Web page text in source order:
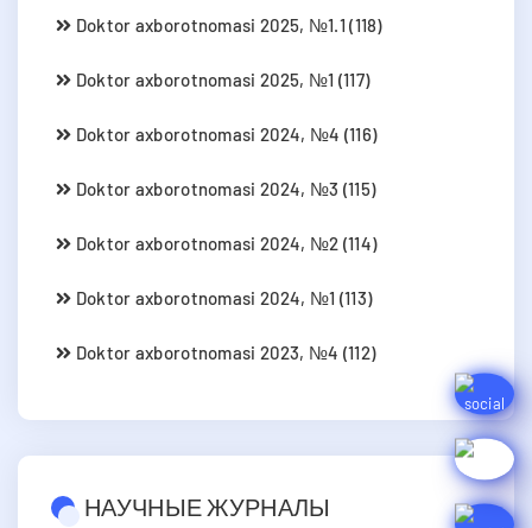
Doktor axborotnomasi 2025, №1.1 (118)
Doktor axborotnomasi 2025, №1 (117)
Doktor axborotnomasi 2024, №4 (116)
Doktor axborotnomasi 2024, №3 (115)
Doktor axborotnomasi 2024, №2 (114)
Doktor axborotnomasi 2024, №1 (113)
Doktor axborotnomasi 2023, №4 (112)
НАУЧНЫЕ ЖУРНАЛЫ